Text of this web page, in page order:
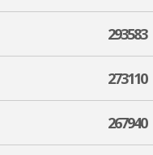
293583
273110
267940